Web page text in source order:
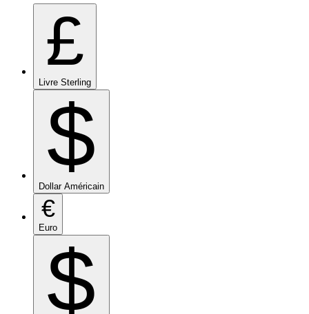
£
Livre Sterling
$
Dollar Américain
€
Euro
$